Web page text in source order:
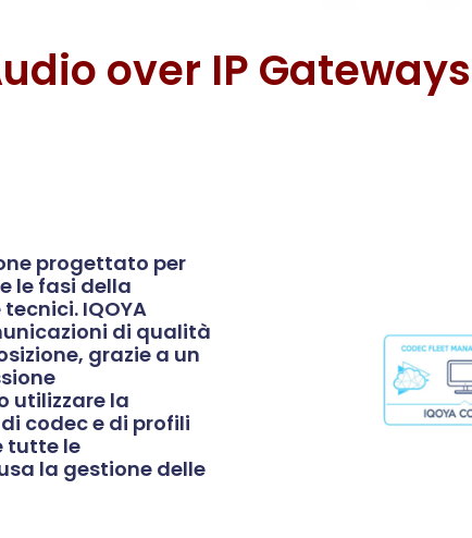
over IP
progettato per
le fasi della
IQOYA
di qualità
grazie a un
utilizzare la
codec e di profili
tutte le
la gestione delle